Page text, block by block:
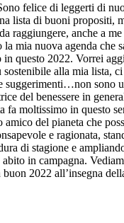
felice di leggerti di
lista di buoni propositi,
raggiungere, anche a
la mia nuova agenda che
questo 2022. Vorrei
alla mia lista,
suggerimenti…non sono
del benessere in
fa moltissimo in questo
del pianeta che
e ragionata,
di stagione e
in campagna.
2022 all’insegna